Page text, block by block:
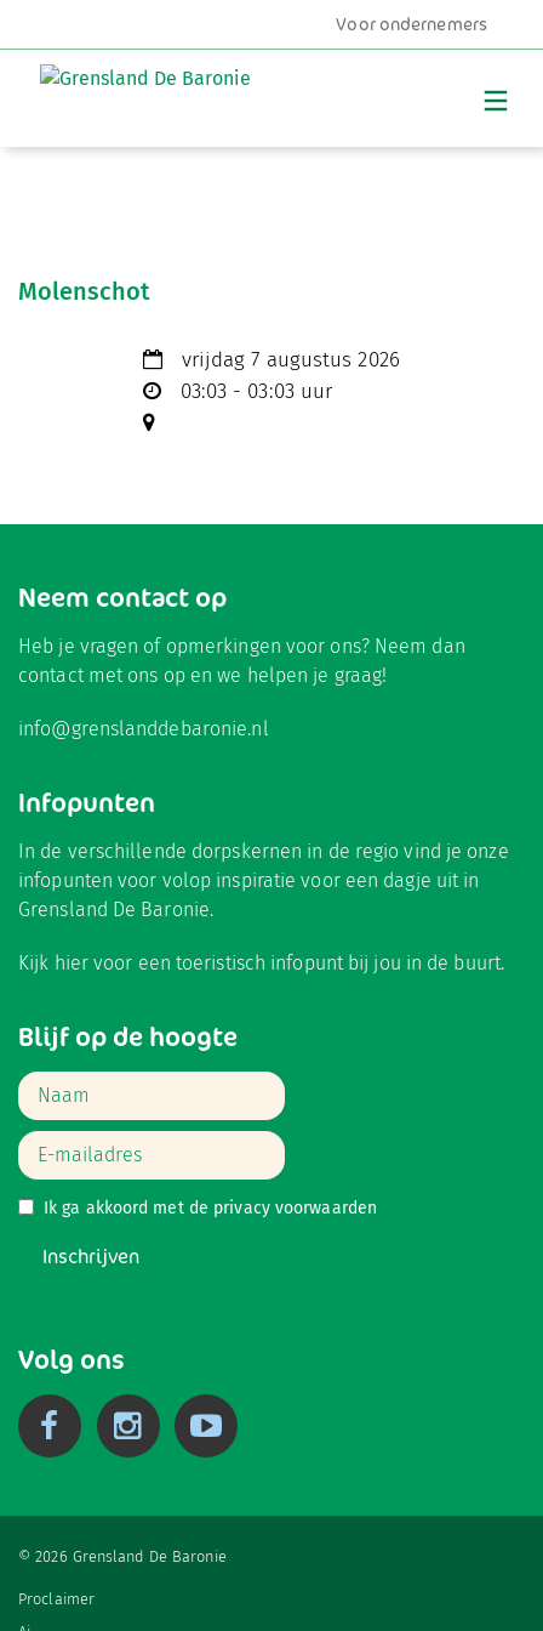
Voor ondernemers
Molenschot
vrijdag 7 augustus 2026
03:03 - 03:03 uur
Neem contact op
Heb je vragen of opmerkingen voor ons? Neem dan
contact met ons op en we helpen je graag!
info@grenslanddebaronie.nl
Infopunten
In de verschillende dorpskernen in de regio vind je onze
infopunten voor volop inspiratie voor een dagje uit in
Grensland De Baronie.
Kijk hiervoor een toeristisch infopunt bij jou in de buurt.
Blijf op de hoogte
Ik ga akkoord met de privacy voorwaarden
Inschrijven
Volg ons
© 2026 Grensland De Baronie
Proclaimer